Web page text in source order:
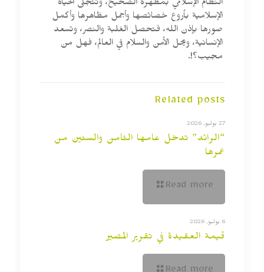
النظام الإسلامي بمظهره الصحيح، وتتجلى الحياة
الإسلامية بأروع خصائصها وأجمل مظاهرها وأكمل
صورها بإذن الله، فتحصل الغلبة والنصر، وتسعد
الإنسانية، ويحل الأمن والسلام في العالم، فهل من
مجيب؟!.
Related posts
27 يوليو, 2026
“الرائد” تدخل عامها الثامن والستين من
عمرها
Read more
6 يوليو, 2026
قيمة العقيدة في تقرير المصير